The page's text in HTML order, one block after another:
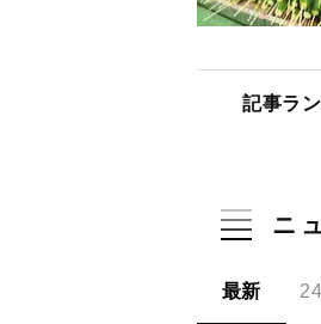
記事ラ
ニ
最新